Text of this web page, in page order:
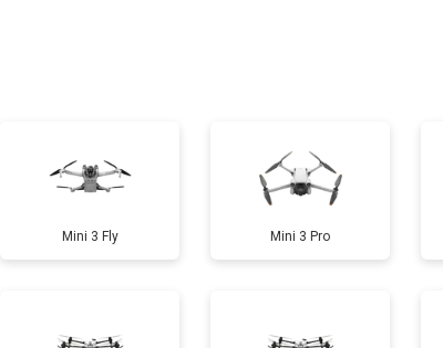
от 60 мин от 1600 ₽
от 40 мин от 1000 ₽
от 70 мин от 1800 ₽
Mini 3 Fly Mini 3 Pro